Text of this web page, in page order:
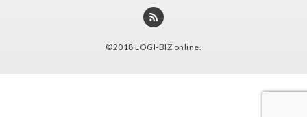
©2018 LOGI-BIZ online.